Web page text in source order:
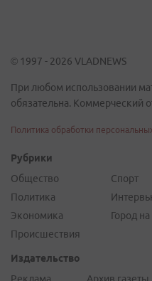
© 1997 - 2026 VLADNEWS
При любом использовании
обязательна. Коммерческий
Политика обработки
Рубрики
Общество
Политика
Экономика
Происшествия
Спорт
Город
Издательство